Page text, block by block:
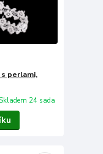
perlami,
Skladem 24 sada